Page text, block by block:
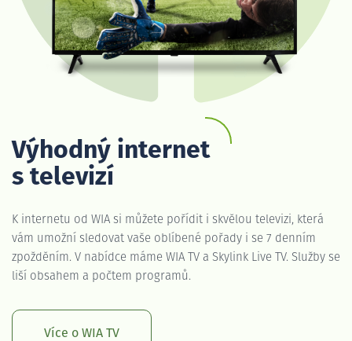
Výhodný internet
s televizí
K internetu od WIA si můžete pořídit i skvělou televizi, která
vám umožní sledovat vaše oblíbené pořady i se 7 denním
zpožděním. V nabídce máme WIA TV a Skylink Live TV. Služby se
liší obsahem a počtem programů.
Více o WIA TV